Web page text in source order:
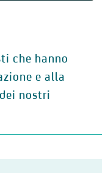
che hanno
e alla
nostri